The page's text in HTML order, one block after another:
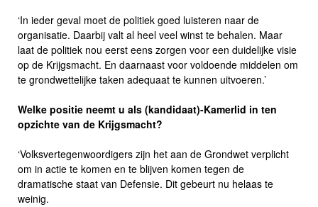
‘In ieder geval moet de politiek goed luisteren naar de
organisatie. Daarbij valt al heel veel winst te behalen. Maar
laat de politiek nou eerst eens zorgen voor een duidelijke visie
op de Krijgsmacht. En daarnaast voor voldoende middelen om
te grondwettelijke taken adequaat te kunnen uitvoeren.’
Welke positie neemt u als (kandidaat)-Kamerlid in ten
opzichte van de Krijgsmacht?
‘Volksvertegenwoordigers zijn het aan de Grondwet verplicht
om in actie te komen en te blijven komen tegen de
dramatische staat van Defensie. Dit gebeurt nu helaas te
weinig.